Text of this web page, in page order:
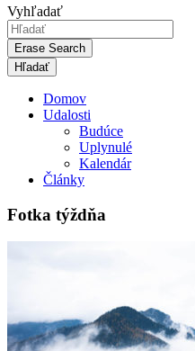
Vyhľadať
Erase Search
Domov
Udalosti
Budúce
Uplynulé
Kalendár
Články
Fotka týždňa